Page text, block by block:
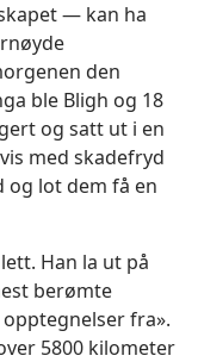
— kan ha
den
ble Bligh og 18
og satt ut i en
med skadefryd
og lot dem få en
Han la ut på
berømte
fra».
5800 kilometer